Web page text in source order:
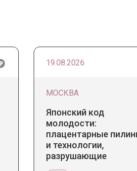
19.08.2026
МОСКВА
Японский код
молодости:
плацентарные
и технологии,
разрушающие